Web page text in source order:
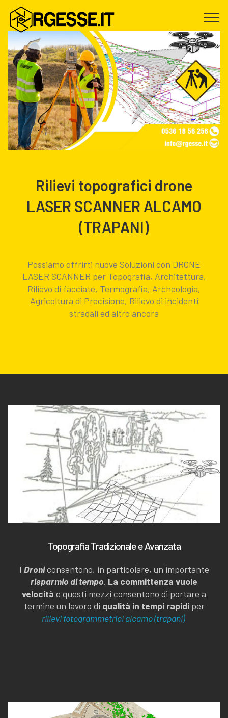
Rilievi topografici drone
LASER SCANNER ALCAMO
(TRAPANI)
Possiamo offrirti nuove Soluzioni con DRONE
LASER SCANNER per Topografia, Architettura,
Rilievo di facciate, Termografia, Archeologia,
Agricoltura di Precisione, Rilievo di incidenti
stradali ed altro ancora
Topografia Tradizionale e Avanzata
I Droniconsentono, in particolare, un importante
risparmio di tempo. La committenza vuole
velocità e questi mezzi consentono di portare a
termine un lavoro di qualità in tempi rapidiper
rilievi fotogrammetrici alcamo (trapani)